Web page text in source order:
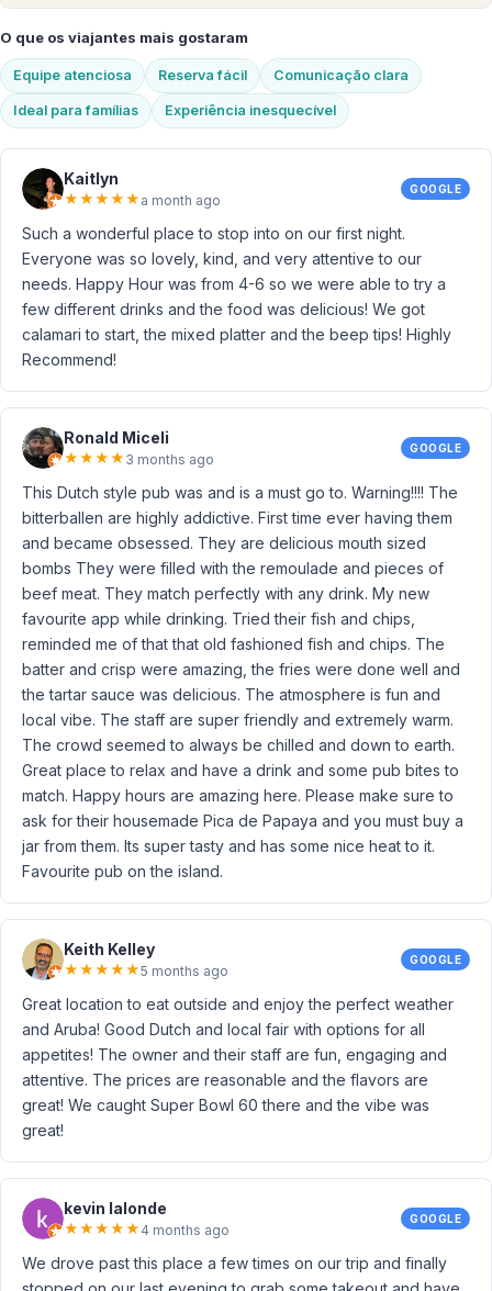
O que os viajantes mais gostaram
Equipe atenciosa Reserva fácil Comunicação clara
Ideal para famílias Experiência inesquecível
Kaitlyn
★★★★★ a month ago
GOOGLE
Such a wonderful place to stop into on our first night.
Everyone was so lovely, kind, and very attentive to our
needs. Happy Hour was from 4-6 so we were able to try a
few different drinks and the food was delicious! We got
calamari to start, the mixed platter and the beep tips! Highly
Recommend!
Ronald Miceli
★★★★ 3 months ago
GOOGLE
This Dutch style pub was and is a must go to. Warning!!!! The
bitterballen are highly addictive. First time ever having them
and became obsessed. They are delicious mouth sized
bombs They were filled with the remoulade and pieces of
beef meat. They match perfectly with any drink. My new
favourite app while drinking. Tried their fish and chips,
reminded me of that that old fashioned fish and chips. The
batter and crisp were amazing, the fries were done well and
the tartar sauce was delicious. The atmosphere is fun and
local vibe. The staff are super friendly and extremely warm.
The crowd seemed to always be chilled and down to earth.
Great place to relax and have a drink and some pub bites to
match. Happy hours are amazing here. Please make sure to
ask for their housemade Pica de Papaya and you must buy a
jar from them. Its super tasty and has some nice heat to it.
Favourite pub on the island.
Keith Kelley
★★★★★5 months ago
GOOGLE
Great location to eat outside and enjoy the perfect weather
and Aruba! Good Dutch and local fair with options for all
appetites! The owner and their staff are fun, engaging and
attentive. The prices are reasonable and the flavors are
great! We caught Super Bowl 60 there and the vibe was
great!
kevin lalonde
★★★★★ 4 months ago
GOOGLE
We drove past this place a few times on our trip and finally